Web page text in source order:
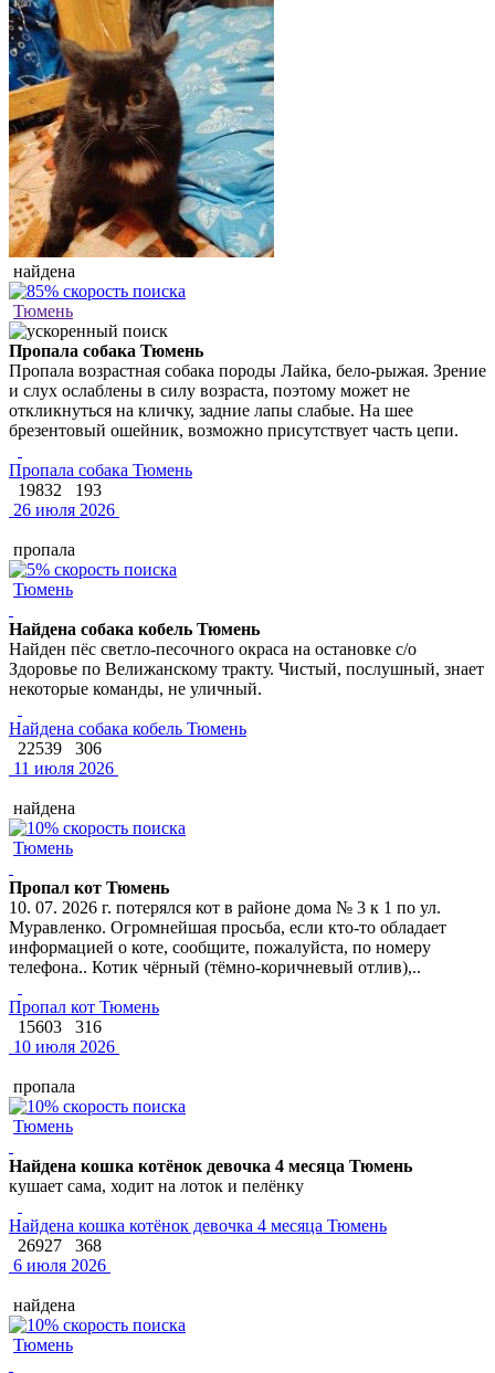
найдена
Тюмень
Пропала собака Тюмень
Пропала возрастная собака породы Лайка, бело-рыжая. Зрение
и слух ослаблены в силу возраста, поэтому может не
откликнуться на кличку, задние лапы слабые. На шее
брезентовый ошейник, возможно присутствует часть цепи.
Пропала собака Тюмень
19832
193
26 июля 2026
пропала
Тюмень
Найдена собака кобель Тюмень
Найден пёс светло-песочного окраса на остановке с/о
Здоровье по Велижанскому тракту. Чистый, послушный, знает
некоторые команды, не уличный.
Найдена собака кобель Тюмень
22539
306
11 июля 2026
найдена
Тюмень
Пропал кот Тюмень
10. 07. 2026 г. потерялся кот в районе дома № 3 к 1 по ул.
Муравленко. Огромнейшая просьба, если кто-то обладает
информацией о коте, сообщите, пожалуйста, по номеру
телефона.. Котик чёрный (тёмно-коричневый отлив),..
Пропал кот Тюмень
15603
316
10 июля 2026
пропала
Тюмень
Найдена кошка котёнок девочка 4 месяца Тюмень
кушает сама, ходит на лоток и пелёнку
Найдена кошка котёнок девочка 4 месяца Тюмень
26927
368
6 июля 2026
найдена
Тюмень